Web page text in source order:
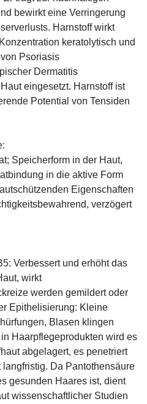
bewirkt eine Verringerung
Harnstoff wirkt
keratolytisch und
Psoriasis
Dermatitis
eingesetzt. Harnstoff ist
Potential von Tensiden
Speicherform in der Haut,
in die aktive Form
Eigenschaften
verzögert
Verbessert und erhöht das
wirkt
werden gemildert oder
Epithelisierung: Kleine
Blasen klingen
Haarpflegeprodukten wird es
abgelagert, es penetriert
Da Pantothensäure
gesunden Haares ist, dient
wissenschaftlicher Studien